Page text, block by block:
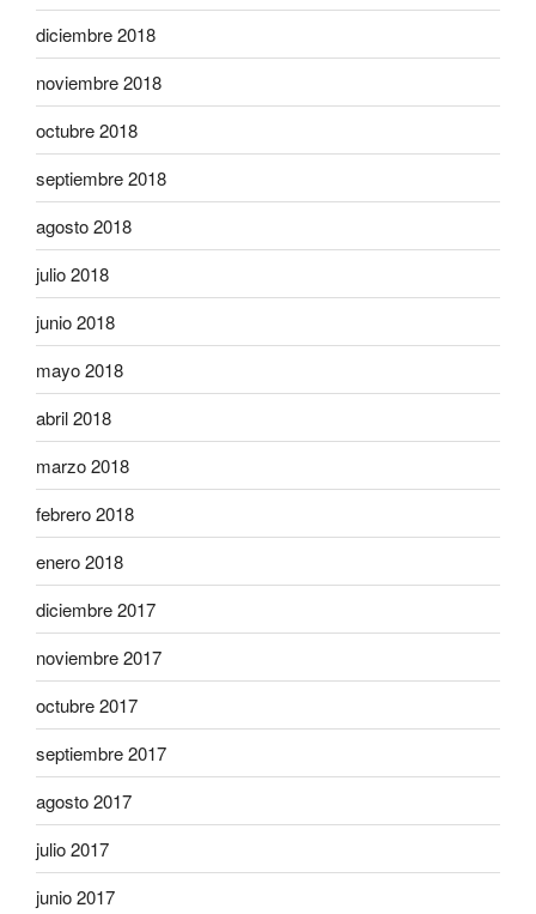
diciembre 2018
noviembre 2018
octubre 2018
septiembre 2018
agosto 2018
julio 2018
junio 2018
mayo 2018
abril 2018
marzo 2018
febrero 2018
enero 2018
diciembre 2017
noviembre 2017
octubre 2017
septiembre 2017
agosto 2017
julio 2017
junio 2017